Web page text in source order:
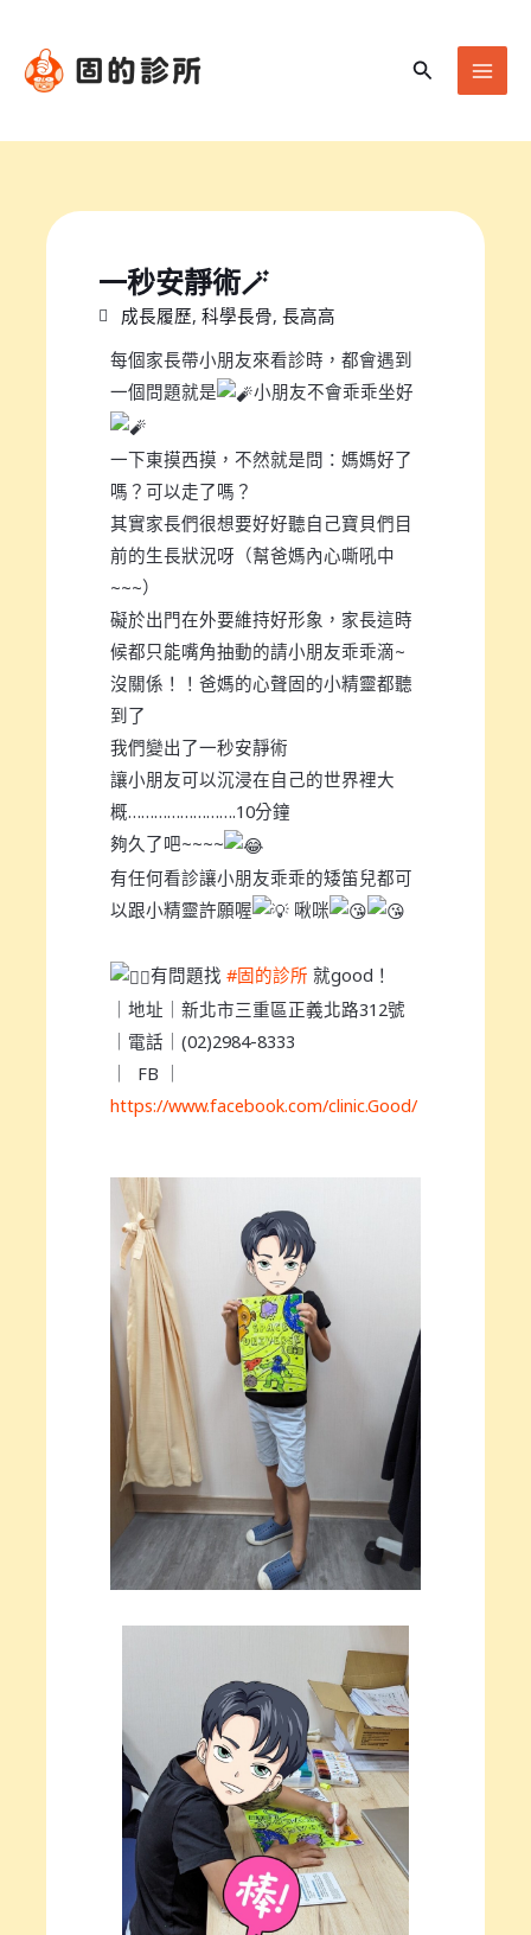
內
搜
一秒安靜術🪄
成長履歷, 科學長骨, 長高高
每個家長帶小朋友來看診時，都會遇到
一個問題就是
小朋友不會乖乖坐好
一下東摸西摸，不然就是問：媽媽好了
嗎？可以走了嗎？
其實家長們很想要好好聽自己寶貝們目
前的生長狀況呀（幫爸媽內心嘶吼中
~~~）
礙於出門在外要維持好形象，家長這時
候都只能嘴角抽動的請小朋友乖乖滴~
沒關係！！爸媽的心聲固的小精靈都聽
到了
我們變出了一秒安靜術
讓小朋友可以沉浸在自己的世界裡大
概…………………….10分鐘
夠久了吧~~~~
有任何看診讓小朋友乖乖的矮笛兒都可
以跟小精靈許願喔
啾咪
有問題找 #固的診所 就good！
｜地址｜新北市三重區正義北路312號
｜電話｜(02)2984-8333
｜ FB ｜
https://www.facebook.com/clinic.Good/